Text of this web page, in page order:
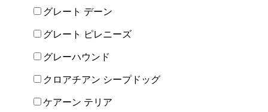
グレート デーン
グレート ピレニーズ
グレーハウンド
クロアチアン シープドッグ
ケアーン テリア